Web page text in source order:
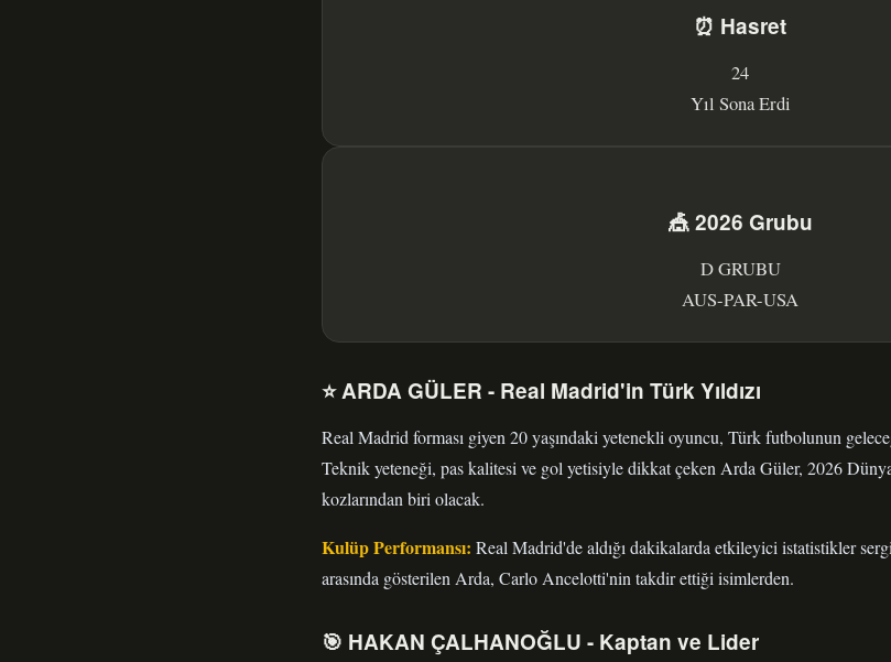
⏰ Hasret
24
Yıl Sona Erdi
🎪 2026 Grubu
D GRUBU
AUS-PAR-USA
⭐ ARDA GÜLER - Real Madrid'in Türk Yıldızı
Real Madrid forması giyen 20 yaşındaki yetenekli oyuncu, Türk futbolunun
Teknik yeteneği, pas kalitesi ve gol yetisiyle dikkat çeken Arda Güler, 2026
kozlarından biri olacak.
Kulüp Performansı: Real Madrid'de aldığı dakikalarda etkileyici istatistikler
arasında gösterilen Arda, Carlo Ancelotti'nin takdir ettiği isimlerden.
🎯 HAKAN ÇALHANOĞLU - Kaptan ve Lider